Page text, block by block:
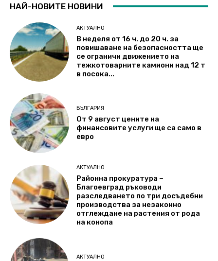
НАЙ-НОВИТЕ НОВИНИ
АКТУАЛНО
В неделя от 16 ч. до 20 ч. за
повишаване на безопасността ще
се ограничи движението на
тежкотоварните камиони над 12 т
в посока...
БЪЛГАРИЯ
От 9 август цените на
финансовите услуги ще са само в
евро
АКТУАЛНО
Районна прокуратура –
Благоевград ръководи
разследването по три досъдебни
производства за незаконно
отглеждане на растения от рода
на конопа
АКТУАЛНО